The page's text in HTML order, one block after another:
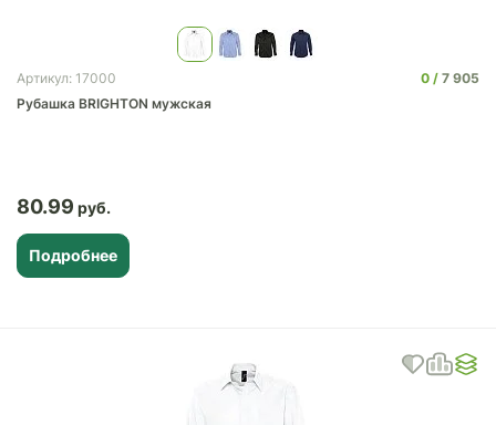
Артикул: 17000 0
7 905
Рубашка BRIGHTON мужская
80.99
Подробнее